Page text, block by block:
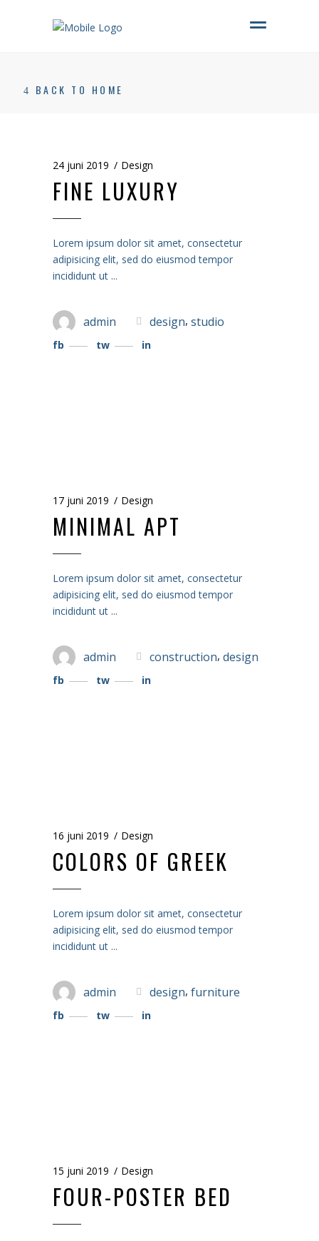
BACK TO HOME
24 juni 2019 Design
FINE LUXURY
Lorem ipsum dolor sit amet, consectetur
adipisicing elit, sed do eiusmod tempor
incididunt ut
admin design, studio
fb tw in
17 juni 2019 Design
MINIMAL APT
Lorem ipsum dolor sit amet, consectetur
adipisicing elit, sed do eiusmod tempor
incididunt ut
admin construction, design
fb tw in
16 juni 2019 Design
COLORS OF GREEK
Lorem ipsum dolor sit amet, consectetur
adipisicing elit, sed do eiusmod tempor
incididunt ut
admin design, furniture
fb tw in
15 juni 2019 Design
FOUR-POSTER BED